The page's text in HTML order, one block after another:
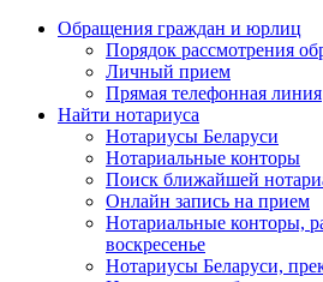
Обращения граждан и юрлиц
Порядок рассмотрения
Личный прием
Прямая телефонная линия
Найти нотариуса
Нотариусы Беларуси
Нотариальные конторы
Поиск ближайшей
Онлайн запись на прием
Нотариальные конторы,
воскресенье
Нотариусы Беларуси,